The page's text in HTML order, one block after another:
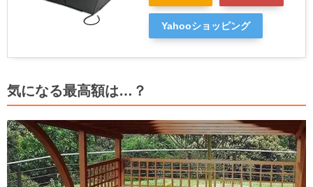
Yahooショッピング
気になる最高額は…？